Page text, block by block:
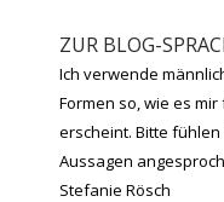
ZUR BLOG-
Ich verwende
Formen so, wie es
erscheint. Bitte
Aussagen
Stefanie Rösch